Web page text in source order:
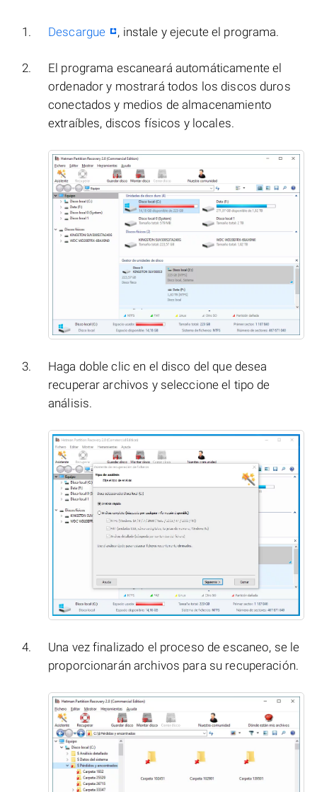
Descargue , instale y ejecute el programa.
El programa escaneará automáticamente el
ordenador y mostrará todos los discos duros
conectados y medios de almacenamiento
extraíbles, discos físicos y locales.
Haga doble clic en el disco del que desea
recuperar archivos y seleccione el tipo de
análisis.
Una vez finalizado el proceso de escaneo, se le
proporcionarán archivos para su recuperación.